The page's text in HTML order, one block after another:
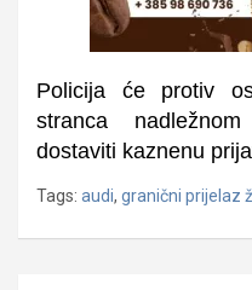
Policija će protiv
stranca
dostaviti kaznenu
Tags: audi, granični prijelaz